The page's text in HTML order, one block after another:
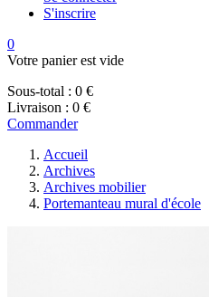
S'inscrire
0
Votre panier est vide
Sous-total : 0 €
Livraison : 0 €
Commander
Accueil
Archives
Archives mobilier
Portemanteau mural d'école